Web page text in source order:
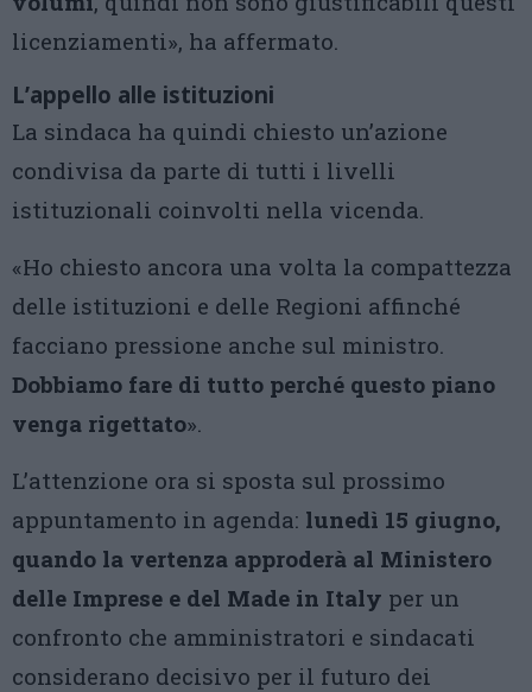
licenziamenti», ha affermato.
L’appello alle istituzioni
La sindaca ha quindi chiesto un’azione
condivisa da parte di tutti i livelli
istituzionali coinvolti nella vicenda.
«Ho chiesto ancora una volta la compattezza
delle istituzioni e delle Regioni affinché
facciano pressione anche sul ministro.
Dobbiamo fare di tutto perché questo piano
venga rigettato».
L’attenzione ora si sposta sul prossimo
appuntamento in agenda: lunedì 15 giugno,
quando la vertenza approderà al Ministero
delle Imprese e del Made in Italy per un
confronto che amministratori e sindacati
considerano decisivo per il futuro dei